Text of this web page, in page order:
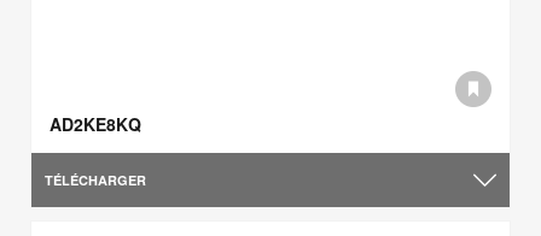
AD2KE8KQ
TÉLÉCHARGER